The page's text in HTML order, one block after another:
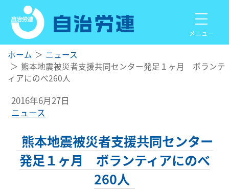
メニュー
ホーム
ニュース
熊本地震被災者支援共同センター発足１ヶ月 ボランテ
ィアにのべ260人
2016年6月27日
ニュース
熊本地震被災者支援共同センター
発足１ヶ月 ボランティアにのべ
260人